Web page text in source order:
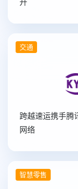
升
交通
跨越速运携手腾
网络
智慧零售